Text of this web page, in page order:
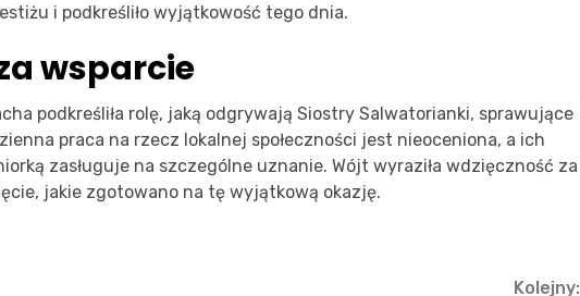
i podkreśliło wyjątkowość tego dnia.
wsparcie
podkreśliła rolę, jaką odgrywają Siostry Salwatorianki, sprawujące
praca na rzecz lokalnej społeczności jest nieoceniona, a ich
zasługuje na szczególne uznanie. Wójt wyraziła wdzięczność za
jakie zgotowano na tę wyjątkową okazję.
Kolejny: